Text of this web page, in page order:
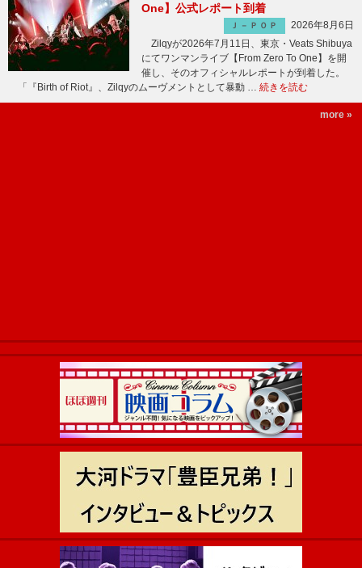
One】公式レポート到着
Ｊ－ＰＯＰ
2026年8月6日
Zilqyが2026年7月11日、東京・Veats Shibuya
にてワンマンライブ【From Zero To One】を開
催し、そのオフィシャルレポートが到着した。
「『Birth of Riot』、Zilqyのムーヴメントとして暴動 … 続きを読む
more »